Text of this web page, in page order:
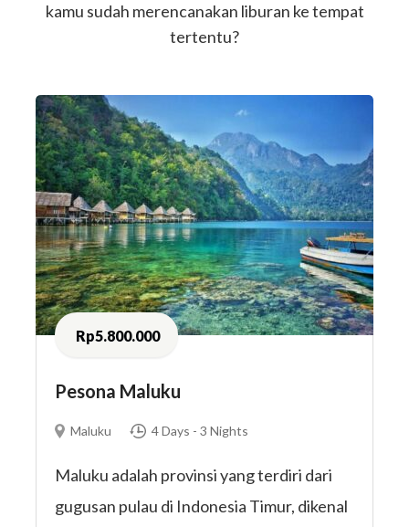
kamu sudah merencanakan liburan ke tempat
tertentu?
Rp5.800.000
Pesona Maluku
Maluku 4 Days - 3 Nights
Maluku adalah provinsi yang terdiri dari
gugusan pulau di Indonesia Timur, dikenal